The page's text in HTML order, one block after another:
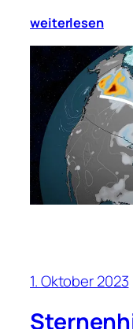
weiterlesen
1. Oktober 2023